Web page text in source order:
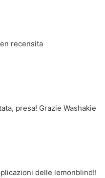
recensita
presa! Grazie Washakie
delle lemonblind!!